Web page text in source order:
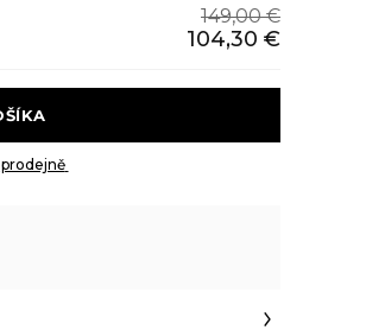
149,00 €
104,30 €
Ověřit dostupnost v prodejně